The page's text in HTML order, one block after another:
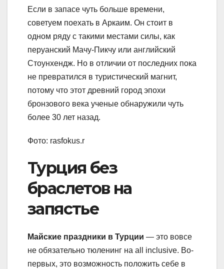
Если в запасе чуть больше времени,
советуем поехать в Аркаим. Он стоит в
одном ряду с такими местами силы, как
перуанский Мачу-Пикчу или английский
Стоунхендж. Но в отличии от последних пока
не превратился в туристический магнит,
потому что этот древний город эпохи
бронзового века ученые обнаружили чуть
более 30 лет назад.
Фото: rasfokus.r
Турция без
браслетов на
запястье
Майские праздники в Турции — это вовсе
не обязательно тюленинг на all inclusive. Во-
первых, это возможность положить себе в